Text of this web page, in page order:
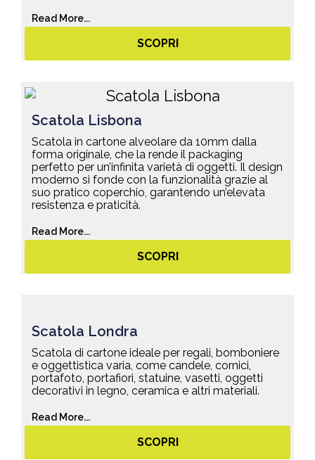
Read More...
SCOPRI
Scatola Lisbona
Scatola in cartone alveolare da 10mm dalla
forma originale, che la rende il packaging
perfetto per un’infinita varietà di oggetti. Il design
moderno si fonde con la funzionalità grazie al
suo pratico coperchio, garantendo un’elevata
resistenza e praticità.
Read More...
SCOPRI
Scatola Londra
Scatola di cartone ideale per regali, bomboniere
e oggettistica varia, come candele, cornici,
portafoto, portafiori, statuine, vasetti, oggetti
decorativi in legno, ceramica e altri materiali.
Read More...
SCOPRI